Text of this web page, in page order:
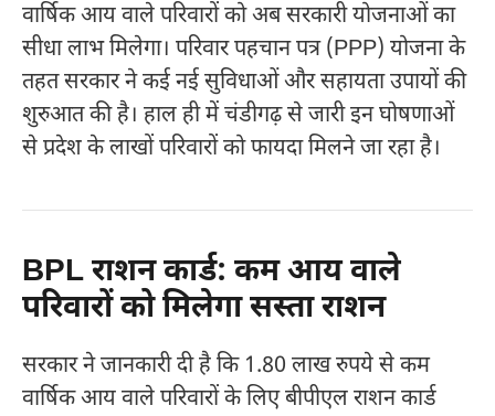
वार्षिक आय वाले परिवारों को अब सरकारी योजनाओं का
सीधा लाभ मिलेगा। परिवार पहचान पत्र (PPP) योजना के
तहत सरकार ने कई नई सुविधाओं और सहायता उपायों की
शुरुआत की है। हाल ही में चंडीगढ़ से जारी इन घोषणाओं
से प्रदेश के लाखों परिवारों को फायदा मिलने जा रहा है।
BPL राशन कार्ड: कम आय वाले
परिवारों को मिलेगा सस्ता राशन
सरकार ने जानकारी दी है कि 1.80 लाख रुपये से कम
वार्षिक आय वाले परिवारों के लिए बीपीएल राशन कार्ड